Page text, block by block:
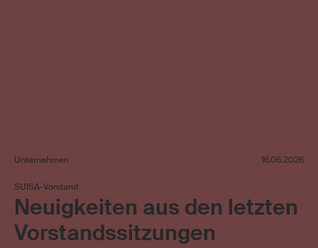
Unternehmen 16.06.2026
SUISA-Vorstand
Neuigkeiten aus den letzten
Vorstandssitzungen